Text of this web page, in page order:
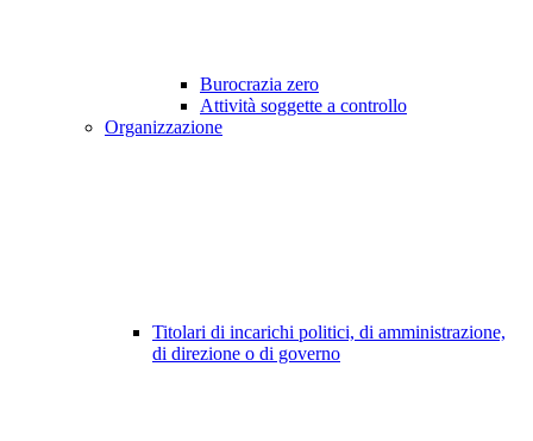
Burocrazia zero
Attività soggette a controllo
Organizzazione
Titolari di incarichi politici, di amministrazione,
di direzione o di governo